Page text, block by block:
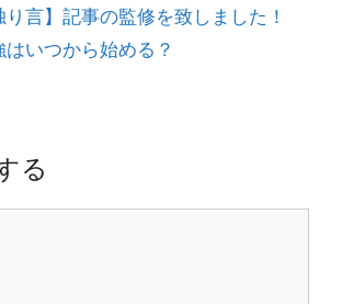
り言】記事の監修を致しました！
はいつから始める？
る